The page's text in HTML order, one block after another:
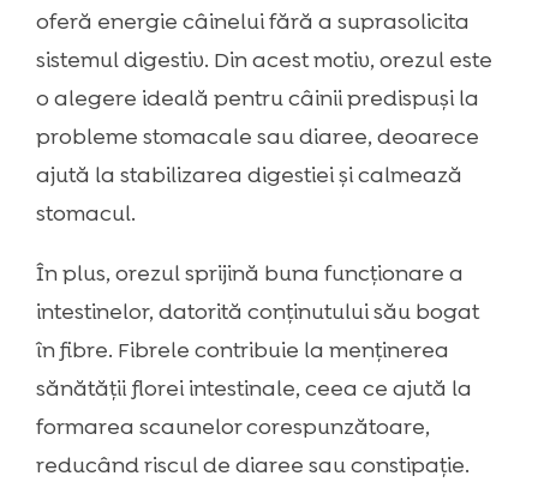
oferă energie câinelui fără a suprasolicita
sistemul digestiv. Din acest motiv, orezul este
o alegere ideală pentru câinii predispuși la
probleme stomacale sau diaree, deoarece
ajută la stabilizarea digestiei și calmează
stomacul.
În plus, orezul sprijină buna funcționare a
intestinelor, datorită conținutului său bogat
în fibre. Fibrele contribuie la menținerea
sănătății florei intestinale, ceea ce ajută la
formarea scaunelor corespunzătoare,
reducând riscul de diaree sau constipație.